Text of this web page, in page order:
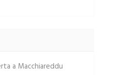
a Macchiareddu